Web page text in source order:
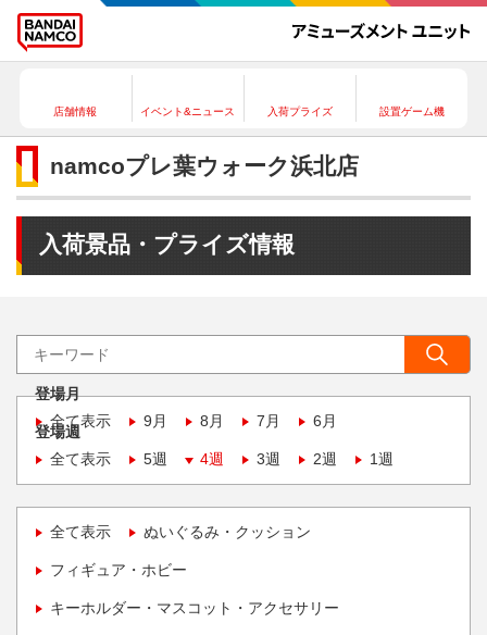
店舗情報 イベント&ニュース 入荷プライズ 設置ゲーム機
namcoプレ葉ウォーク浜北店
入荷景品・プライズ情報
登場月
全て表示
9月 8月 7月 6月
登場週
全て表示
5週 4週 3週 2週 1週
全て表示 ぬいぐるみ・クッション
フィギュア・ホビー
キーホルダー・マスコット・アクセサリー